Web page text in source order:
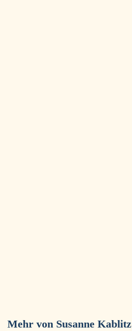
Mehr von Susanne Kablitz